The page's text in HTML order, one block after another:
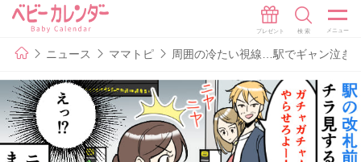
ニュース ママトピ 周囲の冷たい視線…駅でギャン泣き